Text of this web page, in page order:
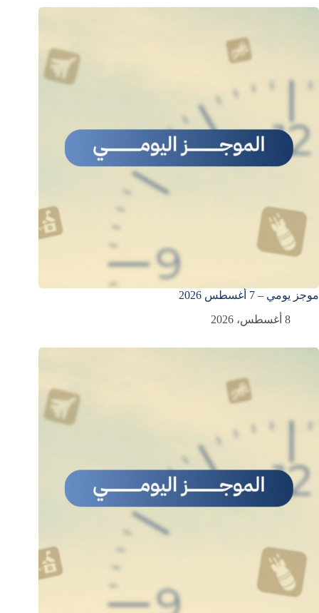
موجز يومي – 7 أغسطس 2026
8 أغسطس، 2026